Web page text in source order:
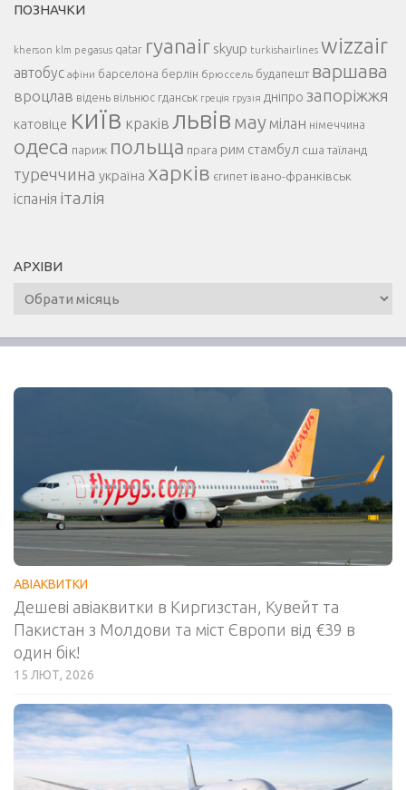
ПОЗНАЧКИ
kherson klm pegasus qatar ryanair skyup turkishairlines wizzair
автобус афіни барселона берлін брюссель будапешт варшава
вроцлав відень вільнюс гданськ греція грузія дніпро запоріжжя
катовіце київ краків львів мау мілан німеччина
одеса париж польща прага рим стамбул сша таїланд
туреччина україна харків єгипет івано-франківськ
іспанія італія
АРХІВИ
Архіви
АВІАКВИТКИ
Дешеві авіаквитки в Киргизстан, Кувейт та
Пакистан з Молдови та міст Європи від €39 в
один бік!
15 ЛЮТ, 2026